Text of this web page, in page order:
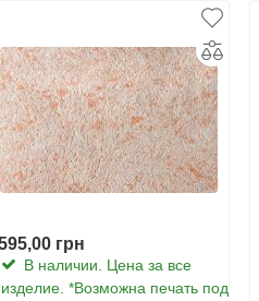
грн
В наличии. Цена за все
изделие. *Возможна печать под